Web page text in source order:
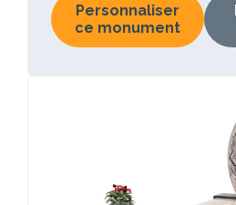
Personnaliser
ce monument